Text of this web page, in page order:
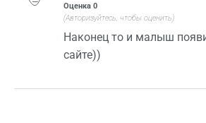
Оценка 0
(Авторизуйтесь, чтобы оценить)
Наконец то и малыш
сайте))